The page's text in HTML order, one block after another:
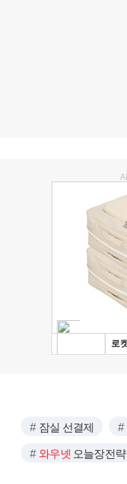
잠실 선결제
와우넷 오늘장전략